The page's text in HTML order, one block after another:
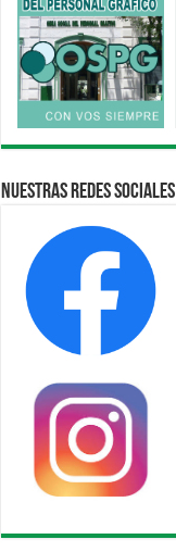
Nuestras Redes Sociales